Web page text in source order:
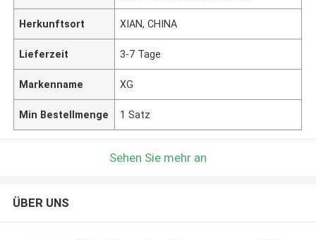
Herkunftsort XIAN, CHINA
Lieferzeit 3-7 Tage
Markenname XG
Min Bestellmenge 1 Satz
Sehen Sie mehr an
ÜBER UNS